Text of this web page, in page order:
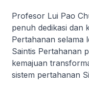
Profesor Lui Pao
penuh dedikasi dan
Pertahanan selama
Saintis Pertahanan
kemajuan
sistem pertahanan